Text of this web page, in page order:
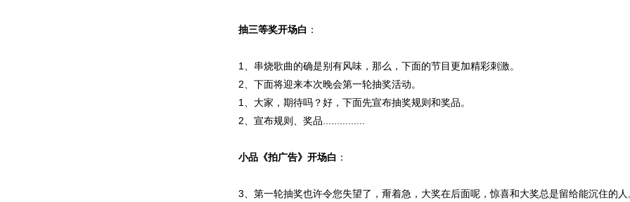
抽三等奖开场白 ：
1、串烧歌曲的确是别有风味，那么，下面的节目更加精彩刺激。
2、下面将迎来本次晚会第一轮抽奖活动。
1、大家，期待吗？好，下面先宣布抽奖规则和奖品。
2、宣布规则、奖品...............
小品《拍广告》开场白 ：
3、第一轮抽奖也许令您失望了，甭着急，大奖在后面呢，惊喜和大奖总是留给能沉住的人